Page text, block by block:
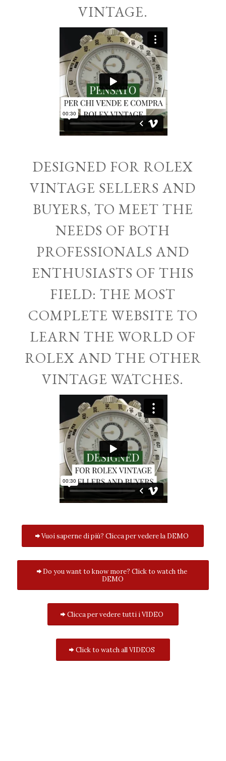
VINTAGE.
DESIGNED FOR ROLEX
VINTAGE SELLERS AND
BUYERS, TO MEET THE
NEEDS OF BOTH
PROFESSIONALS AND
ENTHUSIASTS OF THIS
FIELD: THE MOST
COMPLETE WEBSITE TO
LEARN THE WORLD OF
ROLEX AND THE OTHER
VINTAGE WATCHES.
Vuoi saperne di più? Clicca per vedere la DEMO
Do you want to know more? Click to watch the
DEMO
Clicca per vedere tutti i VIDEO
Click to watch all VIDEOS